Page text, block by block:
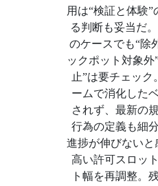
用は“検証と体験
る判断も妥当だ
のケースでも“除
ックポット対象外
止”は要チェッ
ームで消化した
されず、最新の
行為の定義も細
進捗が伸びないと
高い許可スロッ
ト幅を再調整。